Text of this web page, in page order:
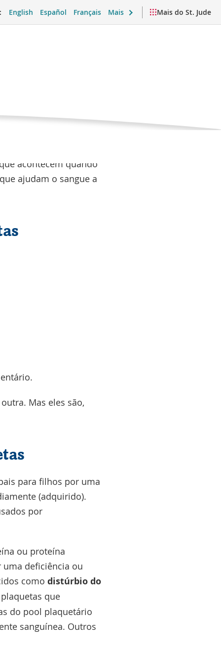
English Español Français Mais Mais do St. Jude
acontecem quando
ajudam o sangue a
Mas eles são,
para filhos por uma
(adquirido).
por
ou proteína
deficiência ou
como distúrbio do
que
do pool plaquetário
sanguínea. Outros